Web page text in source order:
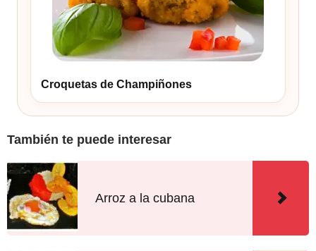
Croquetas de Champiñones
También te puede interesar
Arroz a la cubana